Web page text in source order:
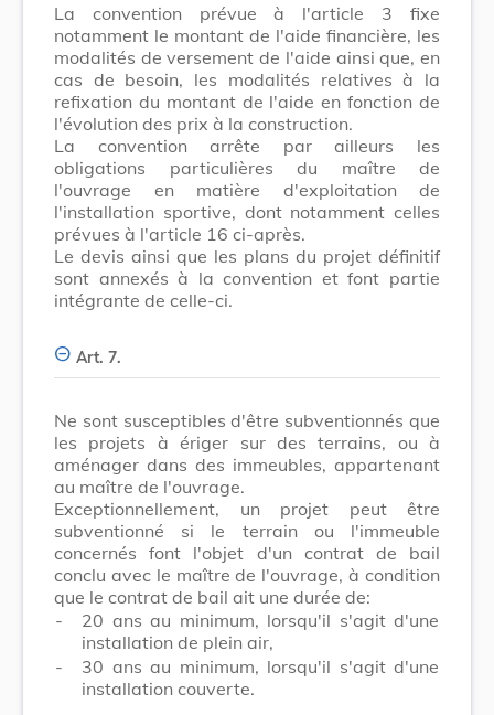
La convention prévue à l'article 3 fixe
notamment le montant de l'aide financière, les
modalités de versement de l'aide ainsi que, en
cas de besoin, les modalités relatives à la
refixation du montant de l'aide en fonction de
l'évolution des prix à la construction.
La convention arrête par ailleurs les
obligations particulières du maître de
l'ouvrage en matière d'exploitation de
l'installation sportive, dont notamment celles
prévues à l'article 16 ci-après.
Le devis ainsi que les plans du projet définitif
sont annexés à la convention et font partie
intégrante de celle-ci.
Art. 7.
Ne sont susceptibles d'être subventionnés que
les projets à ériger sur des terrains, ou à
aménager dans des immeubles, appartenant
au maître de l'ouvrage.
Exceptionnellement, un projet peut être
subventionné si le terrain ou l'immeuble
concernés font l'objet d'un contrat de bail
conclu avec le maître de l'ouvrage, à condition
que le contrat de bail ait une durée de:
-
20 ans au minimum, lorsqu'il s'agit d'une
installation de plein air,
-
30 ans au minimum, lorsqu'il s'agit d'une
installation couverte.